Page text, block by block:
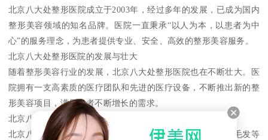
北京八大处整形医院成立于2003年，经过多年的发展，已成为国内
整形美容领域的知名品牌。医院一直秉承“以人为本，以患者为中
心”的服务理念，为患者提供专业、安全、高效的整形美容服务。
北京八大处整形医院的发展与壮大
随着整形美容行业的发展，北京八大处整形医院也在不断壮大。医
院拥有一支高素质的医疗团队和先进的医疗设备，不断推出新的整
形美容项目，满足患者不断增长的需求。
北京八大处整形医院的专业领域
北京八大处整形医院的专业领域涵盖了面部、身体、皮肤、毛发等